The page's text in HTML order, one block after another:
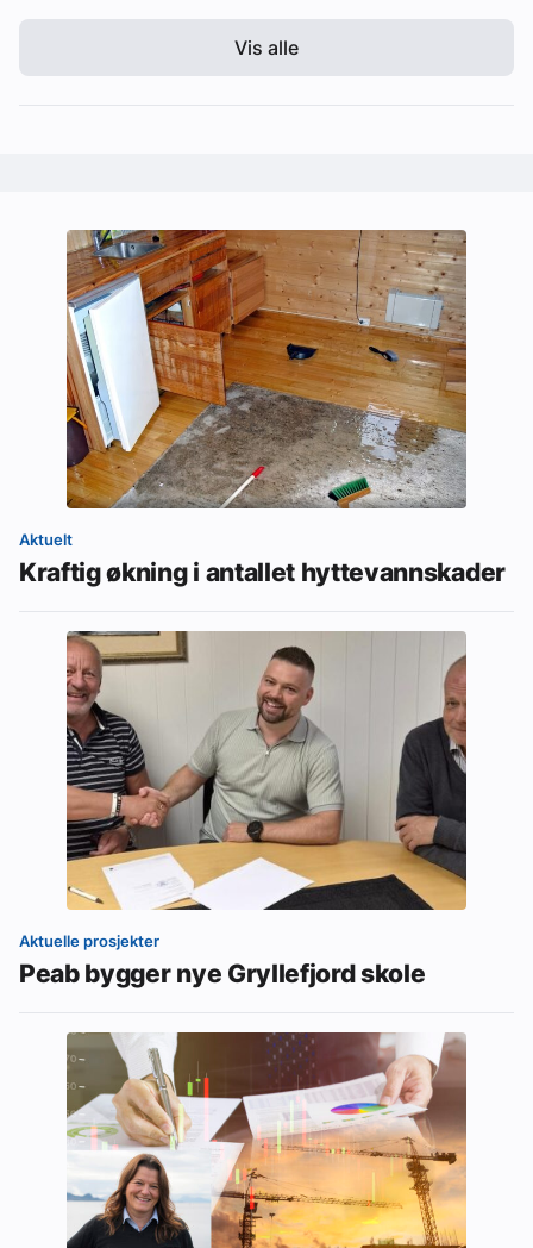
Vis alle
Aktuelt
Kraftig økning i antallet hyttevannskader
Aktuelle prosjekter
Peab bygger nye Gryllefjord skole